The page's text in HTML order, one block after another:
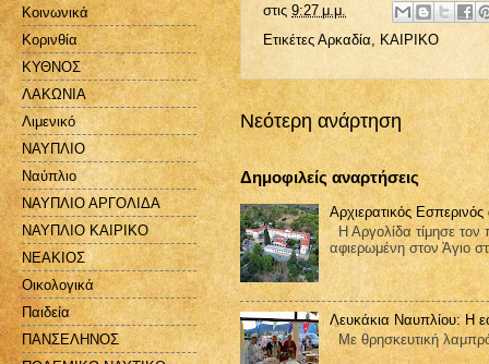
στις 9:27 μ.μ.
Ετικέτες Αρκαδία, ΚΑΙΡΙΚΟ
Νεότερη ανάρτηση
Δημοφιλείς αναρτήσεις
Αρχιερατικός
Η Αργολίδα τίμησε τον
αφιερωμένη στον Άγιο
Λευκάκια Ναυπλίου: Η
Με θρησκευτική
Κοινωνικά
Κορινθία
ΚΥΘΝΟΣ
ΛΑΚΩΝΙΑ
Λιμενικό
ΝΑΥΠΛΙΟ
Ναύπλιο
ΝΑΥΠΛΙΟ ΑΡΓΟΛΙΔΑ
ΝΑΥΠΛΙΟ ΚΑΙΡΙΚΟ
ΝΕΑΚΙΟΣ
Οικολογικά
Παιδεία
ΠΑΝΣΕΛΗΝΟΣ